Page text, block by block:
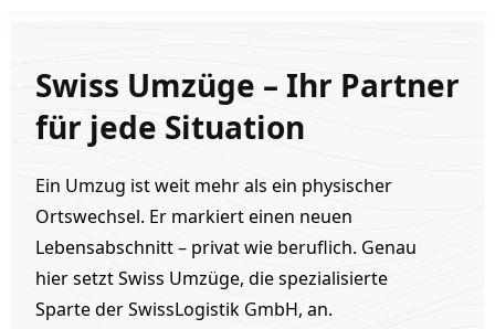
Swiss Umzüge – Ihr Partner
für jede Situation
Ein Umzug ist weit mehr als ein physischer
Ortswechsel. Er markiert einen neuen
Lebensabschnitt – privat wie beruflich. Genau
hier setzt Swiss Umzüge, die spezialisierte
Sparte der SwissLogistik GmbH, an.